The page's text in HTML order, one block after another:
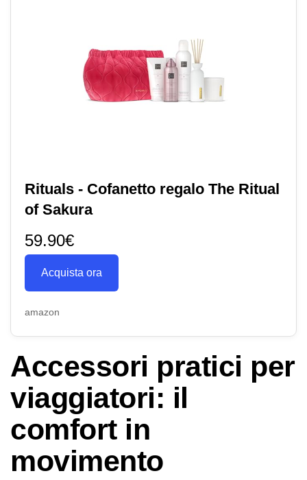
Rituals - Cofanetto regalo The Ritual
of Sakura
59.90€
Acquista ora
amazon
Accessori pratici per
viaggiatori: il
comfort in
movimento